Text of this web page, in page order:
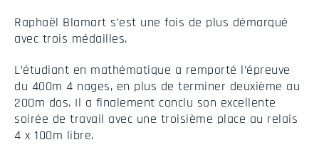
Raphaël Blamart s’est une fois de plus démarqué
avec trois médailles.
L’étudiant en mathématique a remporté l’épreuve
du 400m 4 nages, en plus de terminer deuxième au
200m dos. Il a finalement conclu son excellente
soirée de travail avec une troisième place au relais
4 x 100m libre.